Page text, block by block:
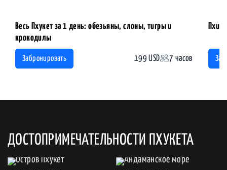
Весь Пхукет за 1 день: обезьяны, слоны, тигры и
крокодилы
Забронировать 199 USD 7 часов
Пхи-
ДОСТОПРИМЕЧАТЕЛЬНОСТИ ПХУКЕТА